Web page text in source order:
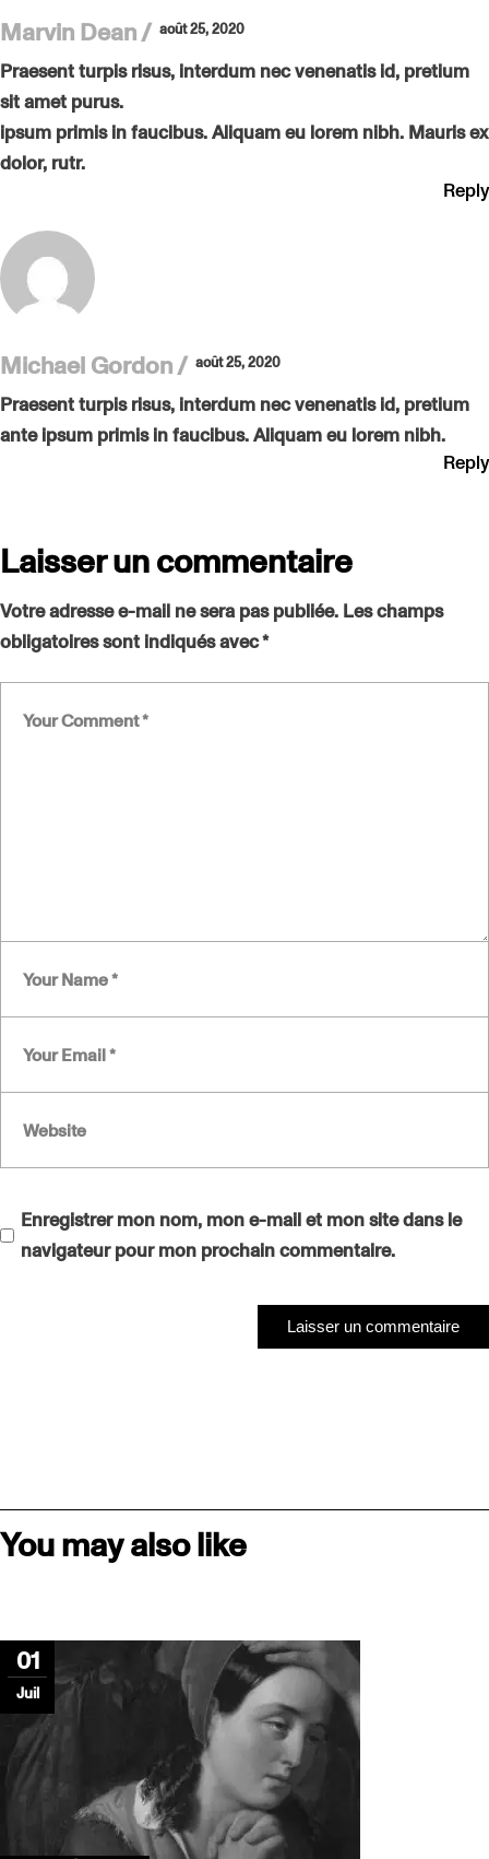
Marvin Dean août 25, 2020
Praesent turpis risus, interdum nec venenatis id, pretium
sit amet purus.
ipsum primis in faucibus. Aliquam eu lorem nibh. Mauris ex
dolor, rutr.
Reply
Michael Gordon août 25, 2020
Praesent turpis risus, interdum nec venenatis id, pretium
ante ipsum primis in faucibus. Aliquam eu lorem nibh.
Reply
Laisser un commentaire
Votre adresse e-mail ne sera pas publiée. Les champs
obligatoires sont indiqués avec*
Enregistrer mon nom, mon e-mail et mon site dans le
navigateur pour mon prochain commentaire.
Laisser un commentaire
Laisser un commentaire
You may also like
01
Juil